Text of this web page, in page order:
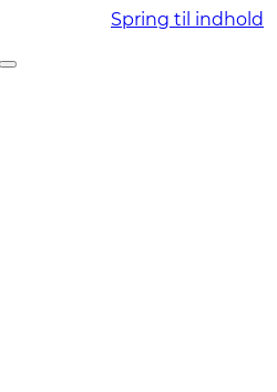
Spring til indhold